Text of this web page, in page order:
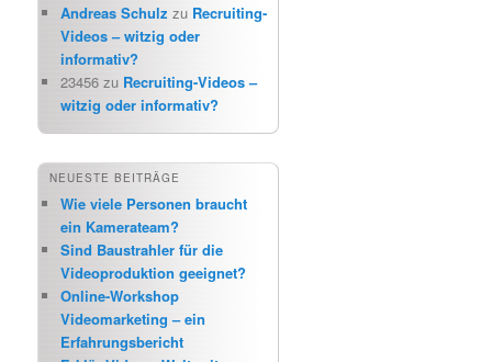
Andreas Schulz zu Recruiting-
Videos – witzig oder
informativ?
23456 zu Recruiting-Videos –
witzig oder informativ?
NEUESTE BEITRÄGE
Wie viele Personen braucht
ein Kamerateam?
Sind Baustrahler für die
Videoproduktion geeignet?
Online-Workshop
Videomarketing – ein
Erfahrungsbericht